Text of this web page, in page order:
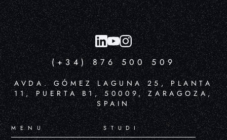
(+34) 876 500 509
AVDA. GÓMEZ LAGUNA 25, PLANTA
11, PUERTA B1, 50009, ZARAGOZA,
SPAIN
MENU STUDI